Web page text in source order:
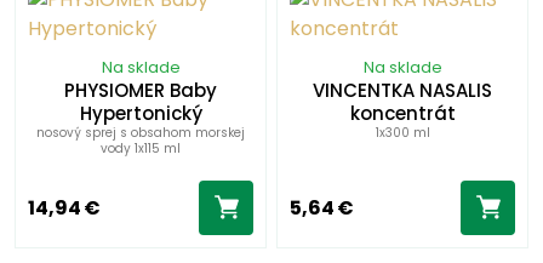
Na sklade
PHYSIOMER Baby
Hypertonický
nosový sprej s obsahom morskej
vody 1x115 ml
14,94 €
Na sklade
VINCENTKA NASALIS
koncentrát
1x300 ml
5,64 €